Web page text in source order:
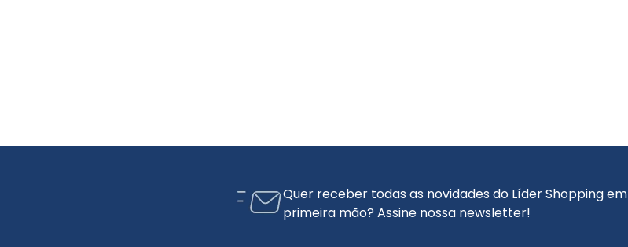
Quer receber todas as novidades do Líder Shopping em
primeira mão? Assine nossa newsletter!